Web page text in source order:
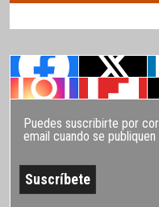
Puedes suscribirte por
email cuando se